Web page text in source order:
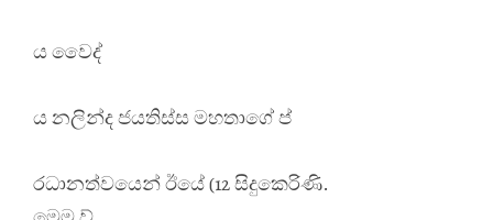
ය වෛද්
ය නලින්ද ජයතිස්ස මහතාගේ ප්
රධානත්වයෙන් ඊයේ (12 සිදුකෙරිණි.